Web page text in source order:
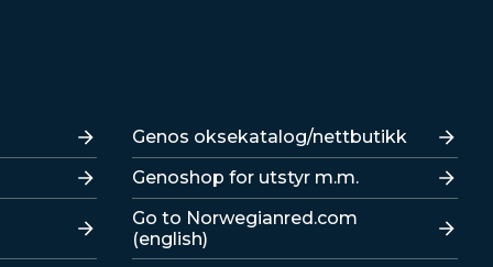
Lenker
Genos oksekatalog/nettbutikk
Genoshop for utstyr m.m.
Go to Norwegianred.com
(english)